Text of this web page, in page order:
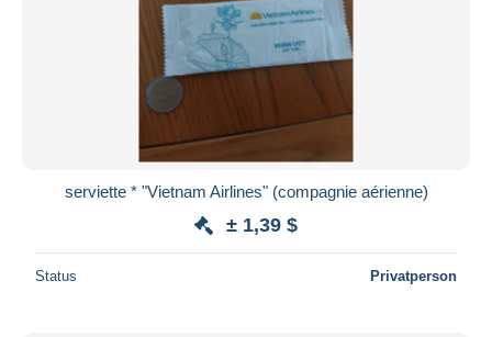
Übernehmen
serviette * "Vietnam Airlines" (compagnie aérienne)
± 1,39 $
Status Privatperson